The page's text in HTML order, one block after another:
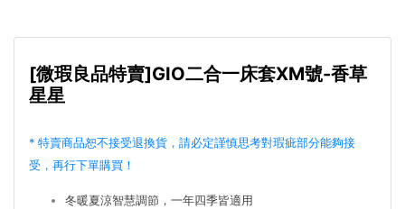
[微瑕良品特賣]GIO二合一床套XM號-香草
星星
* 特賣商品恕不接受退換貨，請必定謹慎思考對瑕疵部分能夠接
受，再行下單購買！
冬暖夏涼智慧調節，一年四季皆適用